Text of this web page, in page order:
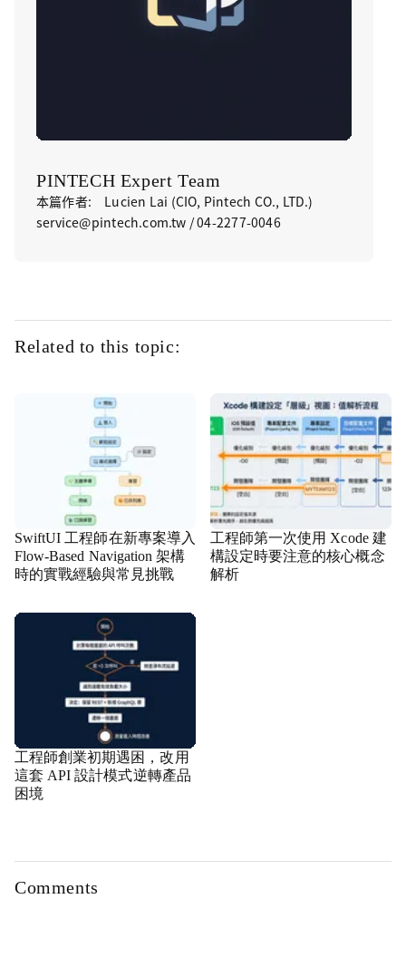
PINTECH Expert Team
本篇作者: Lucien Lai (CIO, Pintech CO., LTD.)
service@pintech.com.tw / 04-2277-0046
Related to this topic:
SwiftUI 工程師在新專案導入
Flow-Based Navigation 架構
時的實戰經驗與常見挑戰
工程師第一次使用 Xcode 建
構設定時要注意的核心概念
解析
工程師創業初期遇困，改用
這套 API 設計模式逆轉產品
困境
Comments